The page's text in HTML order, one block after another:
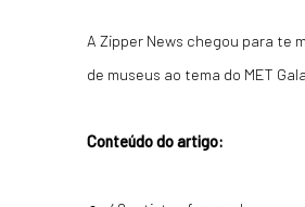
A Zipper News chegou para te
de museus ao tema do MET
Conteúdo do artigo: